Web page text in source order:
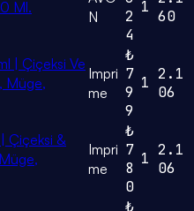
Ml.
N
2
4
1
60
| Çiçeksi Ve
Müge,
Impri
me
₺
7
9
9
1 2.1
06
Çiçeksi &
Impri
me
₺
7
8
0
1 2.1
06